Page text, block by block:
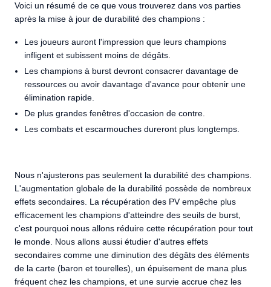
Voici un résumé de ce que vous trouverez dans vos parties
après la mise à jour de durabilité des champions :
Les joueurs auront l'impression que leurs champions
infligent et subissent moins de dégâts.
Les champions à burst devront consacrer davantage de
ressources ou avoir davantage d'avance pour obtenir une
élimination rapide.
De plus grandes fenêtres d'occasion de contre.
Les combats et escarmouches dureront plus longtemps.
Nous n'ajusterons pas seulement la durabilité des champions.
L'augmentation globale de la durabilité possède de nombreux
effets secondaires. La récupération des PV empêche plus
efficacement les champions d'atteindre des seuils de burst,
c'est pourquoi nous allons réduire cette récupération pour tout
le monde. Nous allons aussi étudier d'autres effets
secondaires comme une diminution des dégâts des éléments
de la carte (baron et tourelles), un épuisement de mana plus
fréquent chez les champions, et une survie accrue chez les